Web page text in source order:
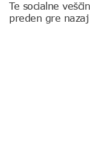
Te socialne
preden gre